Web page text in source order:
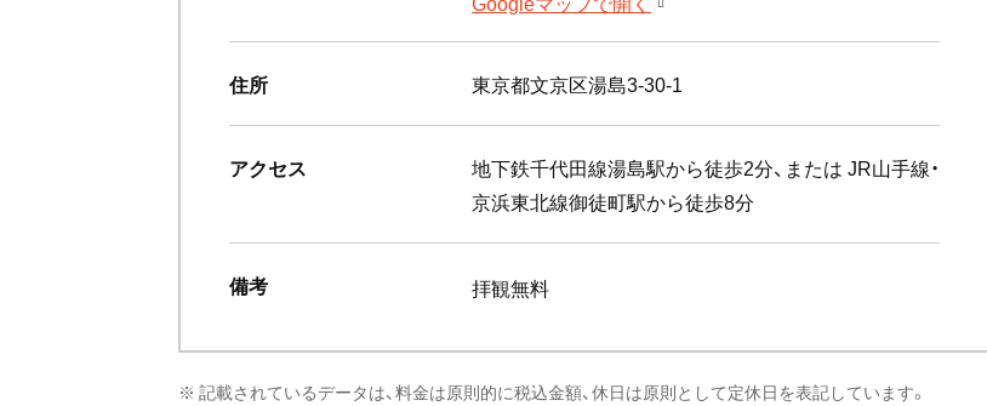
住所 東京都文京区湯島3-30-1
アクセス
地下鉄千代田線湯島駅から徒歩2分、または JR山手線・
京浜東北線御徒町駅から徒歩8分
備考 拝観無料
※ 記載されているデータは、料金は原則的に税込金額、休日は原則として定休日を表記しています。